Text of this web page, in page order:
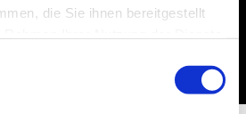
die Sie ihnen bereitgestellt
Sie auch